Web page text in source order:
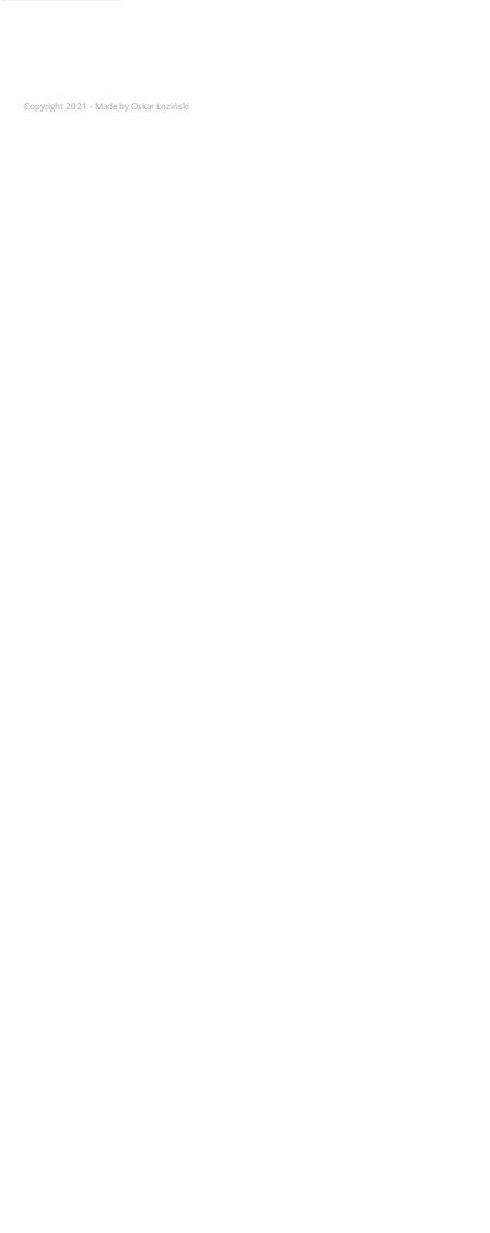
Copyright 2021 - Made by Oskar Łoziński